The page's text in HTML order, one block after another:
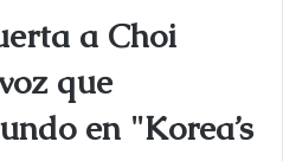
a Choi
que
en "Korea’s